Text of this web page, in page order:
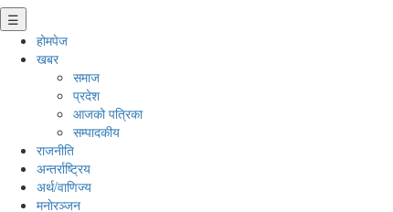
☰
होमपेज
खबर
समाज
प्रदेश
आजको पत्रिका
सम्पादकीय
राजनीति
अन्तर्राष्ट्रिय
अर्थ/वाणिज्य
मनाेरञ्जन